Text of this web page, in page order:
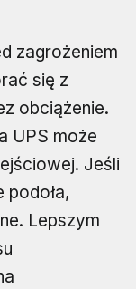
zagrożeniem
się z
obciążenie.
UPS może
Jeśli
podoła,
Lepszym